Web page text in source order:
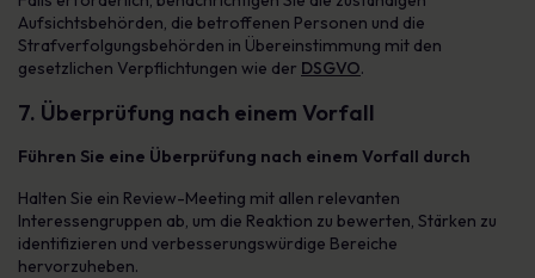
Aufsichtsbehörden, die betroffenen Personen und die
Strafverfolgungsbehörden in Übereinstimmung mit den
gesetzlichen Verpflichtungen wie der DSGVO.
7. Überprüfung nach einem Vorfall
Führen Sie eine Überprüfung nach einem Vorfall durch
Halten Sie ein Review-Meeting mit allen relevanten
Interessengruppen ab, um die Reaktion zu bewerten, Stärken zu
identifizieren und verbesserungswürdige Bereiche
hervorzuheben.